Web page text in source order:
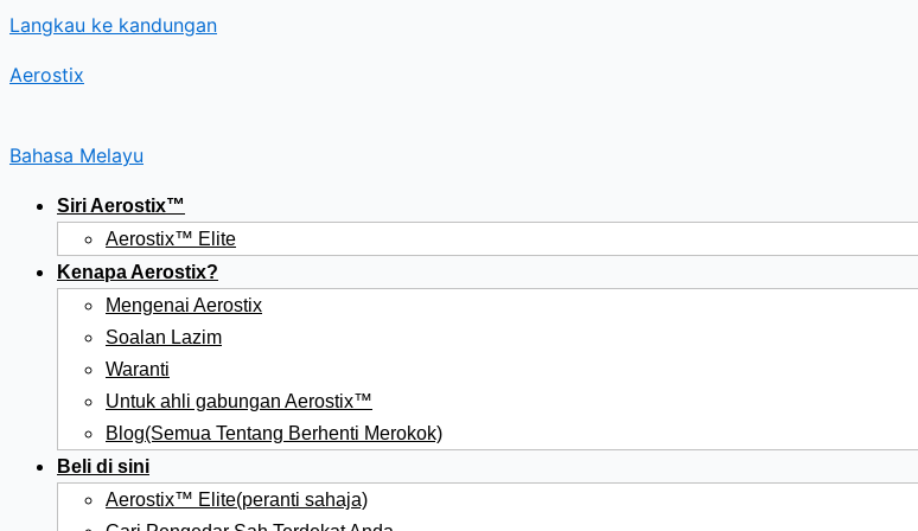
Langkau ke kandungan
Aerostix
Bahasa Melayu
Siri Aerostix™
Aerostix™ Elite
Kenapa Aerostix?
Mengenai Aerostix
Soalan Lazim
Waranti
Untuk ahli gabungan Aerostix™
Blog(Semua Tentang Berhenti Merokok)
Beli di sini
Aerostix™ Elite(peranti sahaja)